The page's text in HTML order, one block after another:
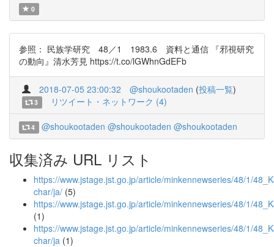
0
参照： 民族学研究 48／1 1983.6 資料と通信 『邪視研究
の動向』清水芳見 https://t.co/lGWhnGdEFb
2018-07-05 23:00:32 @shoukootaden (投稿一覧)
3 リツイート・ネットワーク (4)
4 @shoukootaden @shoukootaden @shoukootaden
収集済み URL リスト
https://www.jstage.jst.go.jp/article/minkennewseries/48/1/
char/ja/ (5)
https://www.jstage.jst.go.jp/article/minkennewseries/48/1/
(1)
https://www.jstage.jst.go.jp/article/minkennewseries/48/1/
char/ja (1)